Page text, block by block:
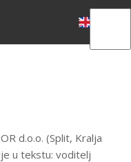
d.o.o. (Split, Kralja
u tekstu: voditelj